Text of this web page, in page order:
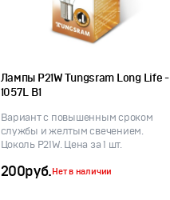
Лампы P21W Tungsram Long Life -
1057L B1
Вариант с повышенным сроком
службы и желтым свечением.
Цоколь P21W. Цена за 1 шт.
200руб.Нет в наличии